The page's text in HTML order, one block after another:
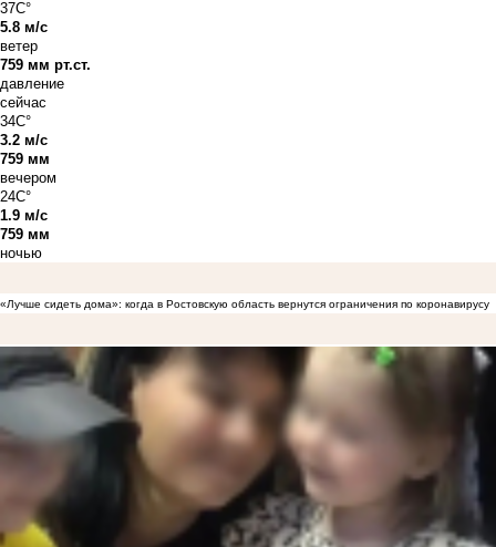
37C°
5.8 м/с
ветер
759 мм рт.ст.
давление
сейчас
34C°
3.2 м/с
759 мм
вечером
24C°
1.9 м/с
759 мм
ночью
«Лучше сидеть дома»: когда в Ростовскую область вернутся ограничения по коронавирусу